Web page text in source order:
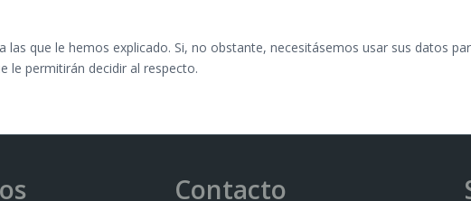
que le hemos explicado. Si, no obstante, necesitásemos usar sus datos
le permitirán decidir al respecto.
Contacto